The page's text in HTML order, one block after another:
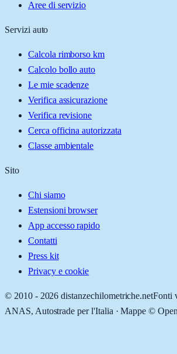
Aree di servizio
Servizi auto
Calcola rimborso km
Calcolo bollo auto
Le mie scadenze
Verifica assicurazione
Verifica revisione
Cerca officina autorizzata
Classe ambientale
Sito
Chi siamo
Estensioni browser
App accesso rapido
Contatti
Press kit
Privacy e cookie
© 2010 - 2026 distanzechilometriche.netFonti
ANAS, Autostrade per l'Italia · Mappe ©